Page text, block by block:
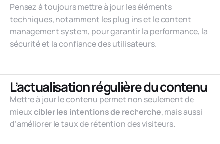
Pensez à toujours mettre à jour les éléments
techniques, notamment les plug ins et le content
management system, pour garantir la performance, la
sécurité et la confiance des utilisateurs.
L’actualisation régulière du contenu
Mettre à jour le contenu permet non seulement de
mieuxcibler les intentions de recherche, mais aussi
d’améliorer le taux de rétention des visiteurs.